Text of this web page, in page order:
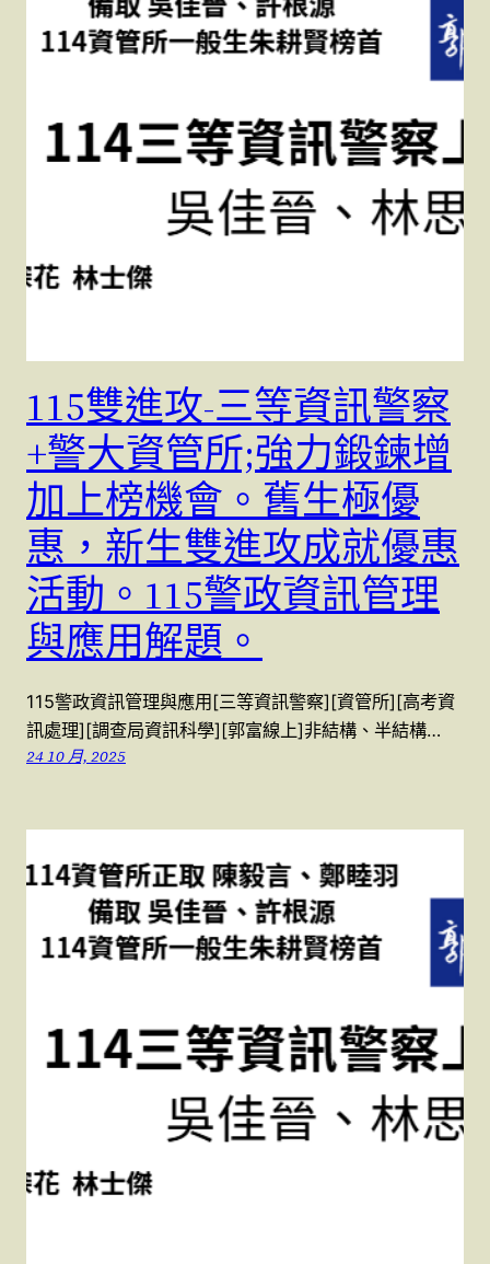
115雙進攻-三等資訊警察
+警大資管所;強力鍛鍊增
加上榜機會。舊生極優
惠，新生雙進攻成就優惠
活動。115警政資訊管理
與應用解題。
115警政資訊管理與應用[三等資訊警察][資管所][高考資
訊處理][調查局資訊科學][郭富線上]非結構、半結構…
24 10 月, 2025